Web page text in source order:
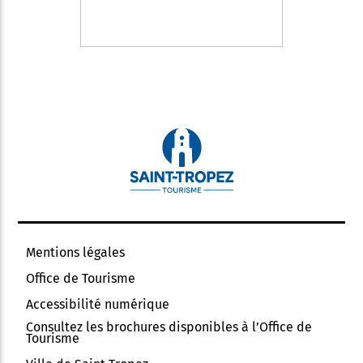
Mentions légales
Office de Tourisme
Accessibilité numérique
Consultez les brochures disponibles à l’Office de
Tourisme